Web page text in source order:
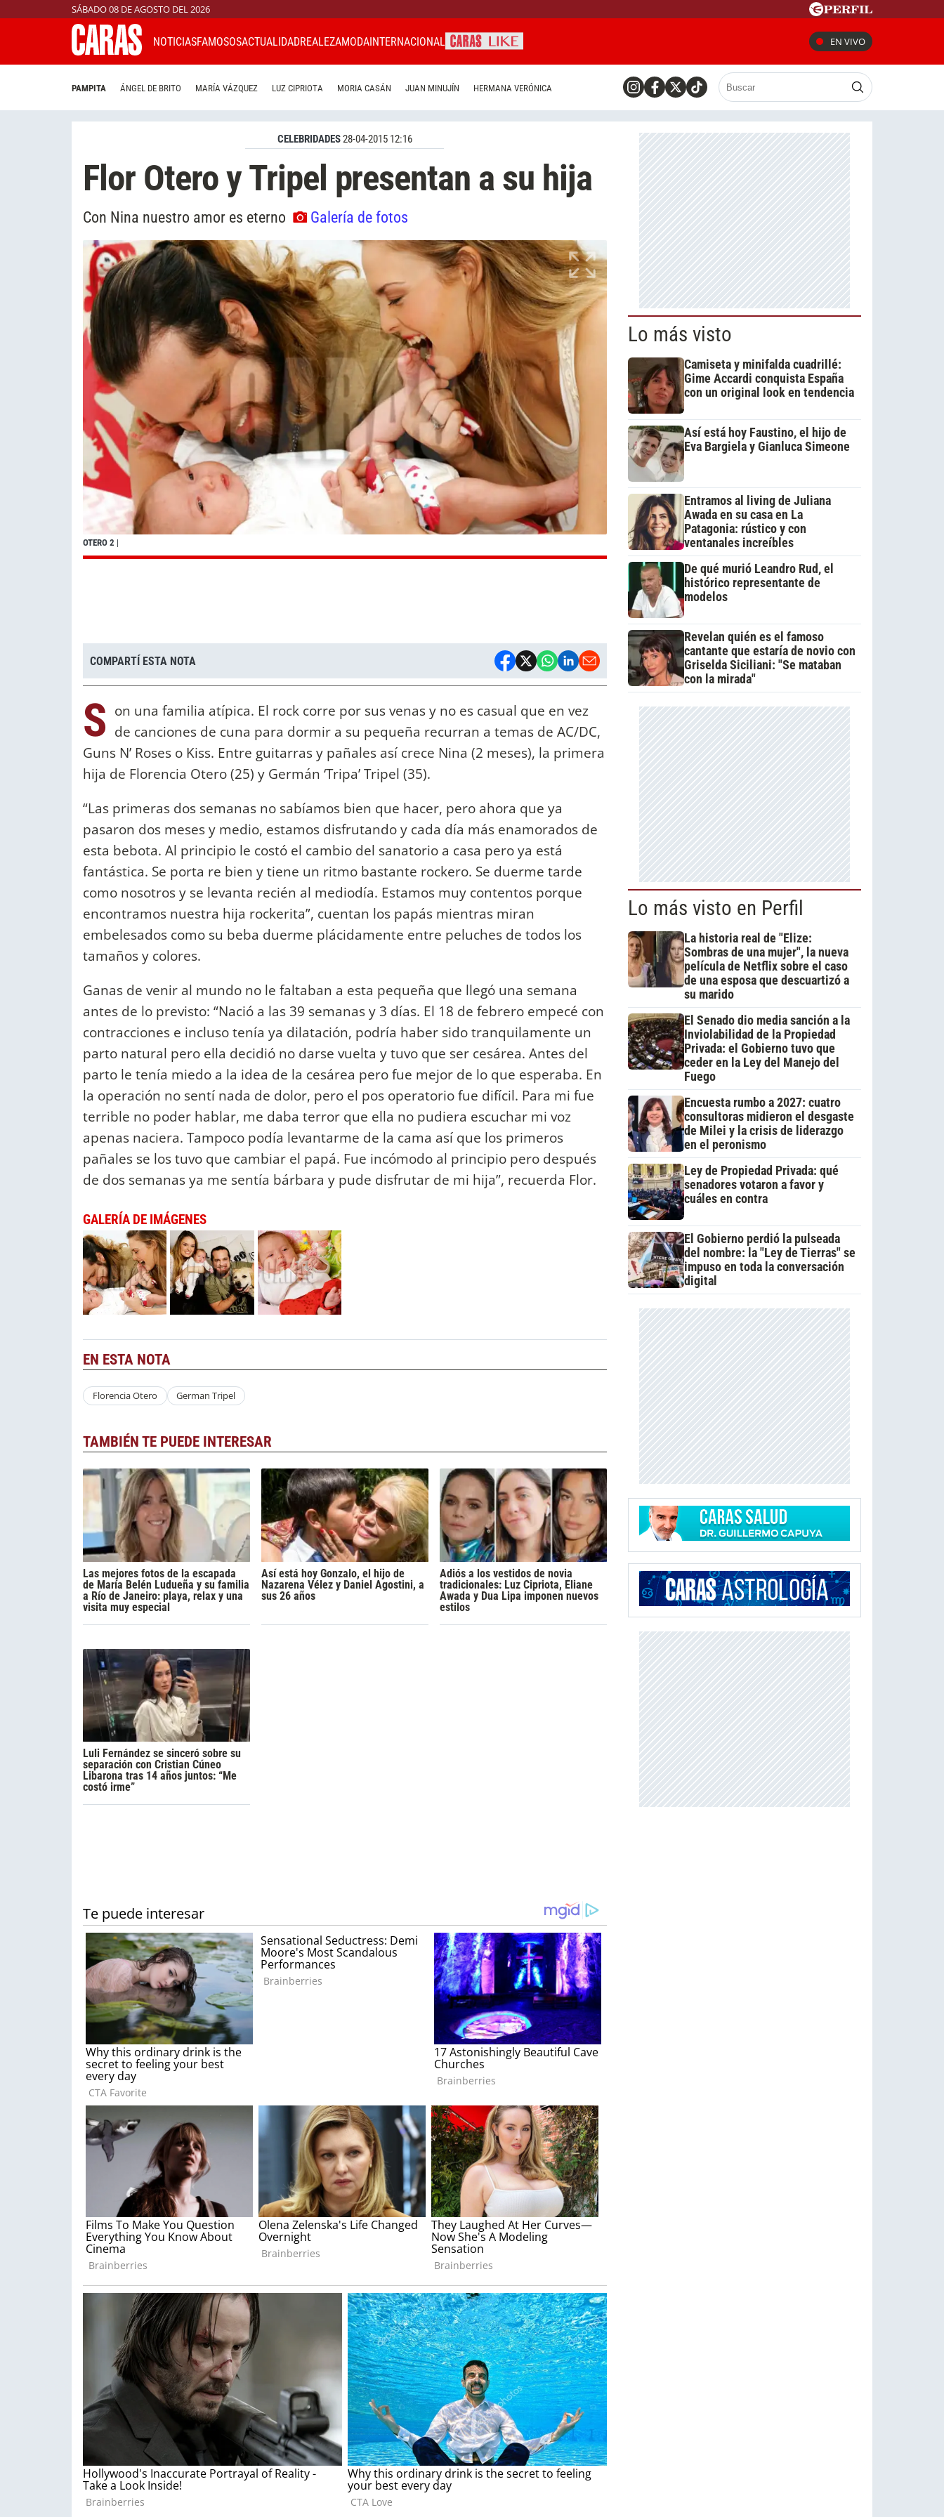
SÁBADO 08 DE AGOSTO DEL 2026
NOTICIASFAMOSOSACTUALIDADREALEZAMODAINTERNACIONAL EN VIVO
PAMPITA ÁNGEL DE BRITO MARÍA VÁZQUEZ LUZ CIPRIOTA MORIA CASÁN JUAN MINUJÍN HERMANA VERÓNICA
CELEBRIDADES28-04-2015 12:16
Flor Otero y Tripel presentan a su hija
Con Nina nuestro amor es eterno Galería de fotos
OTERO 2 |
COMPARTÍ ESTA NOTA
S on una familia atípica. El rock corre por sus venas y no es casual que en vez
de canciones de cuna para dormir a su pequeña recurran a temas de AC/DC,
Guns N’ Roses o Kiss. Entre guitarras y pañales así crece Nina (2 meses), la primera
hija de Florencia Otero (25) y Germán ‘Tripa’ Tripel (35).
“Las primeras dos semanas no sabíamos bien que hacer, pero ahora que ya
pasaron dos meses y medio, estamos disfrutando y cada día más enamorados de
esta bebota. Al principio le costó el cambio del sanatorio a casa pero ya está
fantástica. Se porta re bien y tiene un ritmo bastante rockero. Se duerme tarde
como nosotros y se levanta recién al mediodía. Estamos muy contentos porque
encontramos nuestra hija rockerita”, cuentan los papás mientras miran
embelesados como su beba duerme plácidamente entre peluches de todos los
tamaños y colores.
Ganas de venir al mundo no le faltaban a esta pequeña que llegó una semana
antes de lo previsto: “Nació a las 39 semanas y 3 días. El 18 de febrero empecé con
contracciones e incluso tenía ya dilatación, podría haber sido tranquilamente un
parto natural pero ella decidió no darse vuelta y tuvo que ser cesárea. Antes del
parto le tenía miedo a la idea de la cesárea pero fue mejor de lo que esperaba. En
la operación no sentí nada de dolor, pero el pos operatorio fue difícil. Para mi fue
terrible no poder hablar, me daba terror que ella no pudiera escuchar mi voz
apenas naciera. Tampoco podía levantarme de la cama así que los primeros
pañales se los tuvo que cambiar el papá. Fue incómodo al principio pero después
de dos semanas ya me sentía bárbara y pude disfrutar de mi hija”, recuerda Flor.
GALERÍA DE IMÁGENES
EN ESTA NOTA
Florencia Otero German Tripel
TAMBIÉN TE PUEDE INTERESAR
Las mejores fotos de la escapada
de María Belén Ludueña y su familia
a Río de Janeiro: playa, relax y una
visita muy especial
Así está hoy Gonzalo, el hijo de
Nazarena Vélez y Daniel Agostini, a
sus 26 años
Adiós a los vestidos de novia
tradicionales: Luz Cipriota, Eliane
Awada y Dua Lipa imponen nuevos
estilos
Luli Fernández se sinceró sobre su
separación con Cristian Cúneo
Libarona tras 14 años juntos: “Me
costó irme”
Lo más visto
Camiseta y minifalda cuadrillé:
Gime Accardi conquista España
con un original look en tendencia
Así está hoy Faustino, el hijo de
Eva Bargiela y Gianluca Simeone
Entramos al living de Juliana
Awada en su casa en La
Patagonia: rústico y con
ventanales increíbles
De qué murió Leandro Rud, el
histórico representante de
modelos
Revelan quién es el famoso
cantante que estaría de novio con
Griselda Siciliani: "Se mataban
con la mirada"
Lo más visto en Perfil
La historia real de "Elize:
Sombras de una mujer", la nueva
película de Netflix sobre el caso
de una esposa que descuartizó a
su marido
El Senado dio media sanción a la
Inviolabilidad de la Propiedad
Privada: el Gobierno tuvo que
ceder en la Ley del Manejo del
Fuego
Encuesta rumbo a 2027: cuatro
consultoras midieron el desgaste
de Milei y la crisis de liderazgo
en el peronismo
Ley de Propiedad Privada: qué
senadores votaron a favor y
cuáles en contra
El Gobierno perdió la pulseada
del nombre: la "Ley de Tierras" se
impuso en toda la conversación
digital